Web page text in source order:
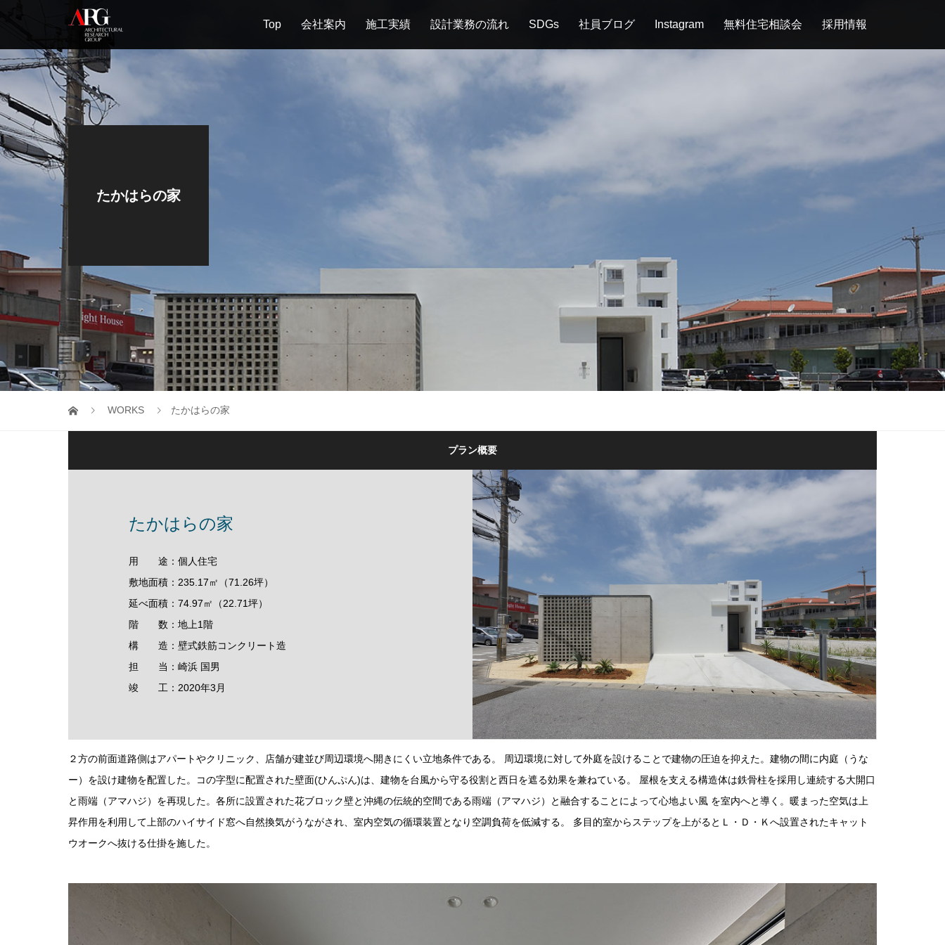
Top 会社案内 施工実績 設計業務の流れ SDGs 社員ブログ Instagram 無料住宅相談会 採用情報
たかはらの家
WORKS たかはらの家
プラン概要
たかはらの家
用 途：個人住宅
敷地面積：235.17㎡（71.26坪）
延べ面積：74.97㎡（22.71坪）
階 数：地上1階
構 造：壁式鉄筋コンクリート造
担 当：崎浜 国男
竣 工：2020年3月
２方の前面道路側はアパートやクリニック、店舗が建並び周辺環境へ開きにくい立地条件である。 周辺環境に対して外庭を設けることで建物の圧迫を抑えた。建物の間に内庭（うな
ー）を設け建物を配置した。コの字型に配置された壁面(ひんぷん)は、建物を台風から守る役割と西日を遮る効果を兼ねている。 屋根を支える構造体は鉄骨柱を採用し連続する大開口
と雨端（アマハジ）を再現した。各所に設置された花ブロック壁と沖縄の伝統的空間である雨端（アマハジ）と融合することによって心地よい風 を室内へと導く。暖まった空気は上
昇作用を利用して上部のハイサイド窓へ自然換気がうながされ、室内空気の循環装置となり空調負荷を低減する。 多目的室からステップを上がるとＬ・Ｄ・Ｋへ設置されたキャット
ウオークへ抜ける仕掛を施した。